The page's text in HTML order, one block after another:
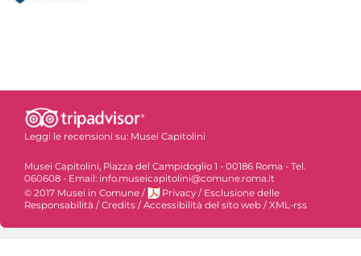
Leggi le recensioni su: Musei Capitolini
Musei Capitolini, Piazza del Campidoglio 1 - 00186 Roma - Tel.
060608 - Email: info.museicapitolini@comune.roma.it
© 2017 Musei in Comune / Privacy / Esclusione delle
Responsabilità / Credits / Accessibilità del sito web / XML-rss